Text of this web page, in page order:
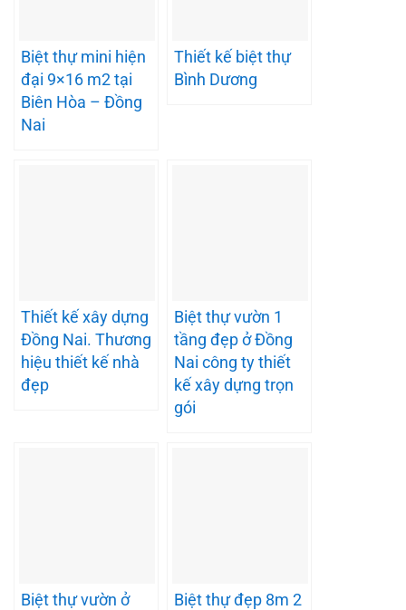
Biệt thự mini hiện
đại 9×16 m2 tại
Biên Hòa – Đồng
Nai
Thiết kế biệt thự
Bình Dương
Thiết kế xây dựng
Đồng Nai. Thương
hiệu thiết kế nhà
đẹp
Biệt thự vườn 1
tầng đẹp ở Đồng
Nai công ty thiết
kế xây dựng trọn
gói
Biệt thự vườn ở
Biệt thự đẹp 8m 2